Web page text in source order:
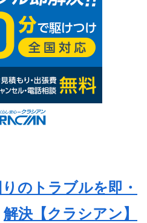
のトラブルを即・
解決【クラシアン】